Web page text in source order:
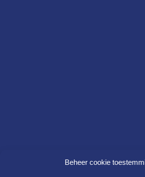
Beheer cookie